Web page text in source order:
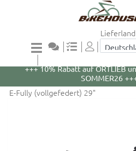
+++ 5% Rabatt auf WOOM
+++ 10% Rabatt auf ORTLIEB
SOMMER26
E-Fully (vollgefedert) 29"